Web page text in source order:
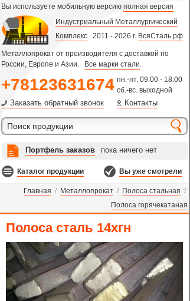
Вы используете мобильную версию полная версия
Индустриальный Металлургический
Комплекс 2011 - 2026 г. ВсяСталь.рф
Металлопрокат от производителя с доставкой по
России, Европе и Азии.
Все марки стали.
+78123631674 пн.-пт. 09:00 - 18:00
сб.-вс. выходной
Заказать обратный звонок Контакты
Портфель заказов пока ничего нет
Каталог продукции Вы уже смотрели
Главная / Металлопрокат / Полоса стальная /
Полоса горячекатаная
Полоса сталь 14хгн